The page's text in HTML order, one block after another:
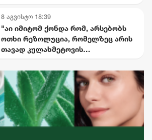
8 აგვისტო 18:39
"აი იმიტომ ქონდა რომ, არსებობს
ოთხი რეზოლუცია, რომელზეც არის
თავად კულახმეტოვის
ფოფხაძე